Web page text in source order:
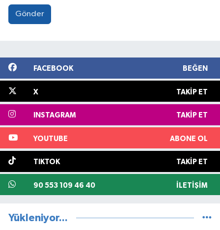
Gönder
FACEBOOK BEĞEN
X TAKIP ET
INSTAGRAM TAKIP ET
YOUTUBE ABONE OL
TIKTOK TAKIP ET
90 553 109 46 40 İLETIŞIM
Yükleniyor...